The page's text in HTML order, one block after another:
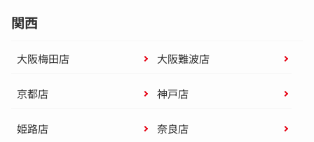
関西
大阪梅田店 大阪難波店
京都店 神戸店
姫路店 奈良店